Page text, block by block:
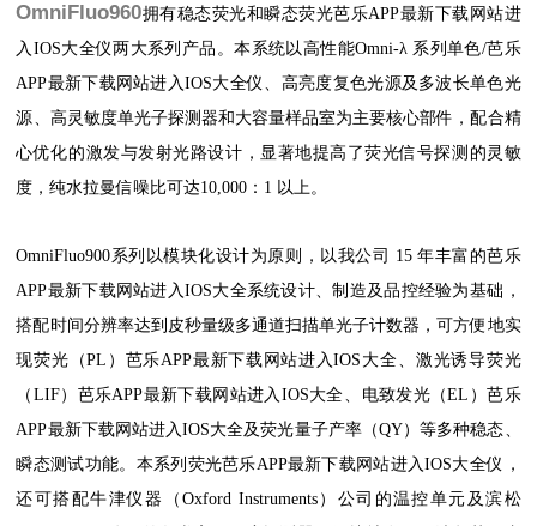
OmniFluo960拥有稳态荧光和瞬态荧光芭乐APP最新下载网站进
入IOS大全仪两大系列产品。本系统以高性能Omni-λ 系列单色/芭乐
APP最新下载网站进入IOS大全仪、高亮度复色光源及多波长单色光
源、高灵敏度单光子探测器和大容量样品室为主要核心部件，配合精
心优化的激发与发射光路设计，显著地提高了荧光信号探测的灵敏
度，纯水拉曼信噪比可达10,000：1 以上。
OmniFluo900系列以模块化设计为原则，以我公司 15 年丰富的芭乐
APP最新下载网站进入IOS大全系统设计、制造及品控经验为基础，
搭配时间分辨率达到皮秒量级多通道扫描单光子计数器，可方便地实
现荧光（PL）芭乐APP最新下载网站进入IOS大全、激光诱导荧光
（LIF）芭乐APP最新下载网站进入IOS大全、电致发光（EL）芭乐
APP最新下载网站进入IOS大全及荧光量子产率（QY）等多种稳态、
瞬态测试功能。本系列荧光芭乐APP最新下载网站进入IOS大全仪，
还可搭配牛津仪器（Oxford Instruments）公司的温控单元及滨松